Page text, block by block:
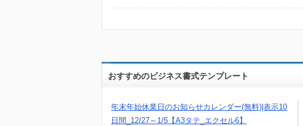
おすすめのビジネス書式テンプレート
年末年始休業日のお知らせカレンダー(無料)|表示10
日間_12/27～1/5【A3タテ_エクセル6】